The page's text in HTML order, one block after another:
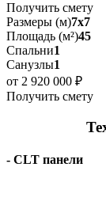
Получить смету
Размеры (м)7x7
Площадь (м²)45
Спальни1
Санузлы1
от 2 920 000 ₽
Получить смету
- CLT панели